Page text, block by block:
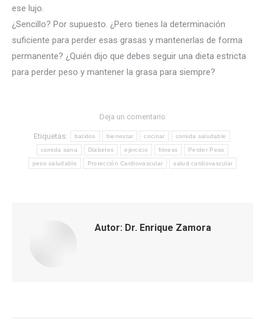
ese lujo.
¿Sencillo? Por supuesto. ¿Pero tienes la determinación
suficiente para perder esas grasas y mantenerlas de forma
permanente? ¿Quién dijo que debes seguir una dieta estricta
para perder peso y mantener la grasa para siempre?
Deja un comentario
Etiquetas: batidos bienestar cocinar comida saludable
comida sana Diabetes ejercicio fitness Perder Peso
peso saludable Protección Cardiovascular salud cardiovascular
Autor: Dr. Enrique Zamora